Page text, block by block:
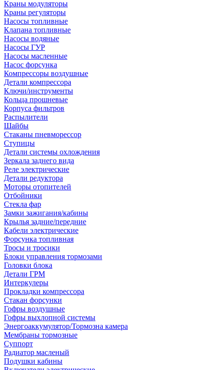
Краны модуляторы
Краны регуляторы
Насосы топливные
Клапана топливные
Насосы водяные
Насосы ГУР
Насосы масленные
Насос форсунка
Компрессоры воздушные
Детали компрессора
Ключи/инструменты
Кольца прошневые
Корпуса фильтров
Распылители
Шайбы
Стаканы пневморессор
Ступицы
Детали системы охлождения
Зеркала заднего вида
Реле электрические
Детали редуктора
Моторы отопителей
Отбойники
Стекла фар
Замки зажигания/кабины
Крылья задние/передние
Кабели электрические
Форсунка топливная
Тросы и тросики
Блоки управления тормозами
Головки блока
Детали ГРМ
Интеркулеры
Прокладки компрессора
Стакан форсунки
Гофры воздушные
Гофры выхлопной системы
Энергоаккумулятор/Тормозна камера
Мембраны тормозные
Суппорт
Радиатор масленый
Подушки кабины